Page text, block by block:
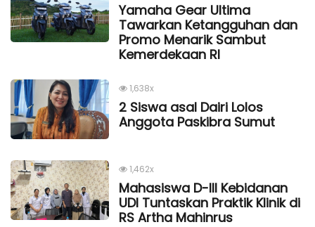
Yamaha Gear Ultima
Tawarkan Ketangguhan dan
Promo Menarik Sambut
Kemerdekaan Rl
1,638x
2 Siswa asal Dairi Lolos
Anggota Paskibra Sumut
1,462x
Mahasiswa D-III Kebidanan
UDI Tuntaskan Praktik Klinik di
RS Artha Mahinrus